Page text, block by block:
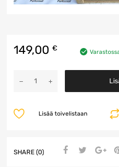
149,00 €
määrä
Lisää toivelistaan
SHARE (0)